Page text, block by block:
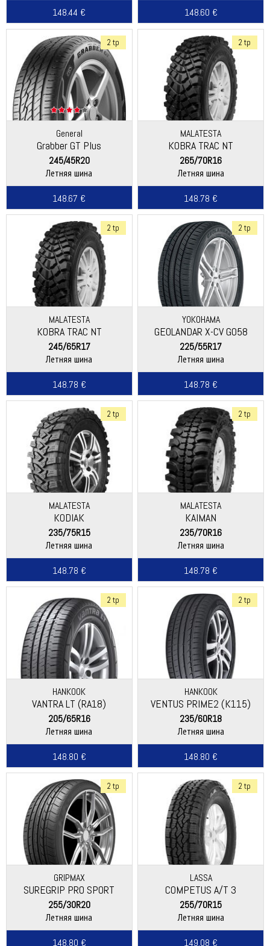
148.44 €
148.60 €
2 tp
General
Grabber GT Plus
(Continental)
245/45R20
Летняя шина
148.67 €
2 tp
MALATESTA
KOBRA TRAC NT
265/70R16
Летняя шина
148.78 €
2 tp
MALATESTA
KOBRA TRAC NT
245/65R17
Летняя шина
148.78 €
2 tp
YOKOHAMA
GEOLANDAR X-CV G058
225/55R17
Летняя шина
148.78 €
2 tp
MALATESTA
KODIAK
235/75R15
Летняя шина
148.78 €
2 tp
MALATESTA
KAIMAN
235/70R16
Летняя шина
148.78 €
2 tp
HANKOOK
VANTRA LT (RA18)
205/65R16
Летняя шина
148.80 €
2 tp
HANKOOK
VENTUS PRIME2 (K115)
235/60R18
Летняя шина
148.80 €
2 tp
GRIPMAX
SUREGRIP PRO SPORT
255/30R20
Летняя шина
148.80 €
2 tp
LASSA
COMPETUS A/T 3
255/70R15
Летняя шина
149.08 €